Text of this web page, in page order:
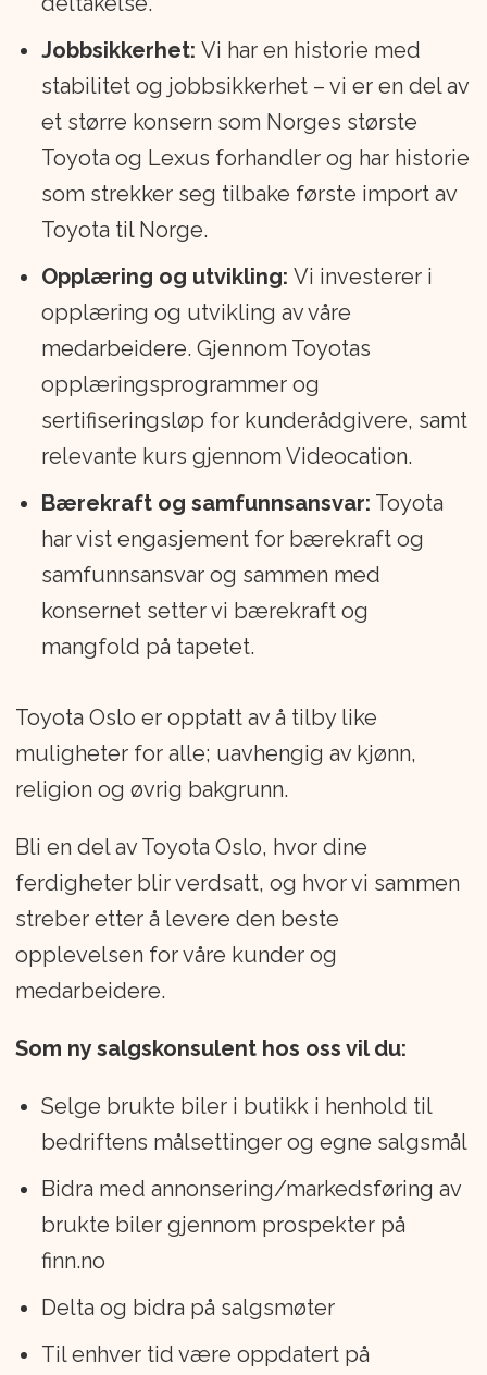
Jobbsikkerhet: Vi har en historie med
stabilitet og jobbsikkerhet – vi er en del av
et større konsern som Norges største
Toyota og Lexus forhandler og har historie
som strekker seg tilbake første import av
Toyota til Norge.
Opplæring og utvikling: Vi investerer i
opplæring og utvikling av våre
medarbeidere. Gjennom Toyotas
opplæringsprogrammer og
sertifiseringsløp for kunderådgivere, samt
relevante kurs gjennom Videocation.
Bærekraft og samfunnsansvar: Toyota
har vist engasjement for bærekraft og
samfunnsansvar og sammen med
konsernet setter vi bærekraft og
mangfold på tapetet.
Toyota Oslo er opptatt av å tilby like
muligheter for alle; uavhengig av kjønn,
religion og øvrig bakgrunn.
Bli en del av Toyota Oslo, hvor dine
ferdigheter blir verdsatt, og hvor vi sammen
streber etter å levere den beste
opplevelsen for våre kunder og
medarbeidere.
Som ny salgskonsulent hos oss vil du:
Selge brukte biler i butikk i henhold til
bedriftens målsettinger og egne salgsmål
Bidra med annonsering/markedsføring av
brukte biler gjennom prospekter på
finn.no
Delta og bidra på salgsmøter
Til enhver tid være oppdatert på